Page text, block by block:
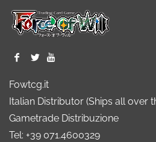
Fowtcg.it
Italian Distributor (Ships all over
Gametrade Distribuzione
Tel: +39 071.4600329